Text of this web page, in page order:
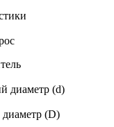
диаметр (d)
(D)